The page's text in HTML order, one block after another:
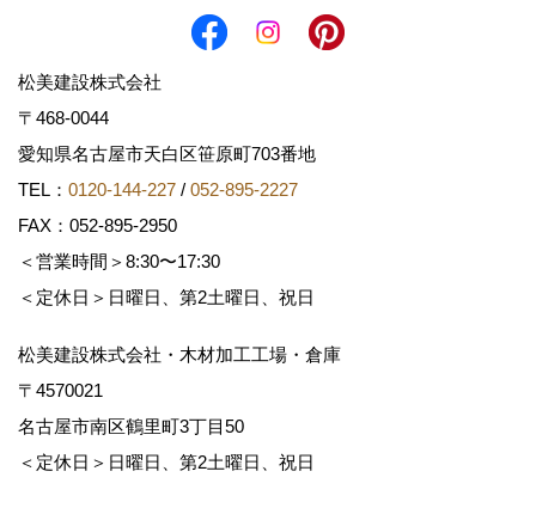
松美建設株式会社
〒468-0044
愛知県名古屋市天白区笹原町703番地
TEL： 0120-144-227 / 052-895-2227
FAX：052-895-2950
＜営業時間＞8:30〜17:30
＜定休日＞日曜日、第2土曜日、祝日
松美建設株式会社・木材加工工場・倉庫
〒4570021
名古屋市南区鶴里町3丁目50
＜定休日＞日曜日、第2土曜日、祝日